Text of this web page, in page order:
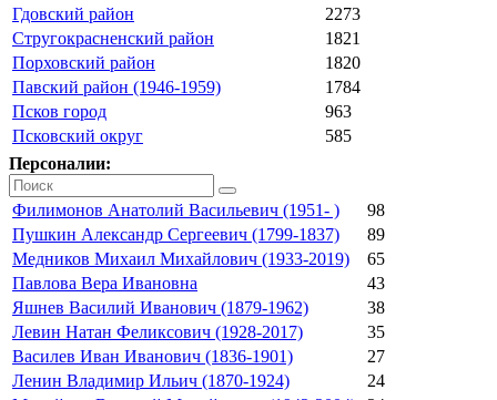
Гдовский район
2273
Стругокрасненский район
1821
Порховский район
1820
Павский район (1946-1959)
1784
Псков город
963
Псковский округ
585
Персоналии:
Филимонов Анатолий Васильевич (1951- )
98
Пушкин Александр Сергеевич (1799-1837)
89
Медников Михаил Михайлович (1933-2019)
65
Павлова Вера Ивановна
43
Яшнев Василий Иванович (1879-1962)
38
Левин Натан Феликсович (1928-2017)
35
Василев Иван Иванович (1836-1901)
27
Ленин Владимир Ильич (1870-1924)
24